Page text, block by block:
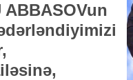
ABBASOVun